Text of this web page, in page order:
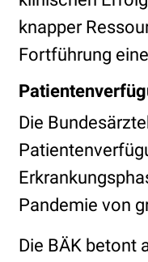
knapper
Fortführung
Die
Pandemie von
Die BÄK betont